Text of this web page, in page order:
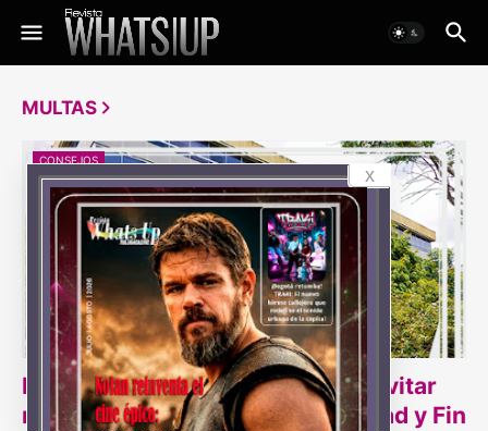
MULTAS
CONSEJOS
Esto es lo que debe hacer para evitar
multas de la DIAN durante Navidad y Fin
x